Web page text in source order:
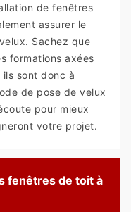
de fenêtres
assurer le
Sachez que
formations axées
sont donc à
de pose de velux
pour mieux
votre projet.
fenêtres de toit à